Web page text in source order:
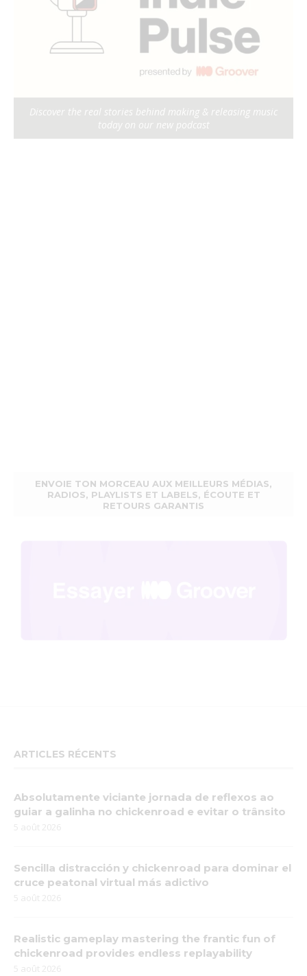
Discover the real stories behind making & releasing music
today on our new podcast
ENVOIE TON MORCEAU AUX MEILLEURS MÉDIAS,
RADIOS, PLAYLISTS ET LABELS, ÉCOUTE ET
RETOURS GARANTIS
ARTICLES RÉCENTS
Absolutamente viciante jornada de reflexos ao
guiar a galinha no chickenroad e evitar o trânsito
5 août 2026
Sencilla distracción y chickenroad para dominar el
cruce peatonal virtual más adictivo
5 août 2026
Realistic gameplay mastering the frantic fun of
chickenroad provides endless replayability
5 août 2026